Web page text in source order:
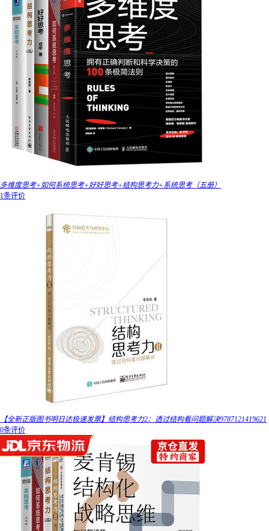
多维度思考+如何系统思考+好好思考+结构思考力+系统思考（五册）
1条评价
【全新正版图书明日达极速发票】结构思考力2：透过结构看问题解决9787121419621
0条评价